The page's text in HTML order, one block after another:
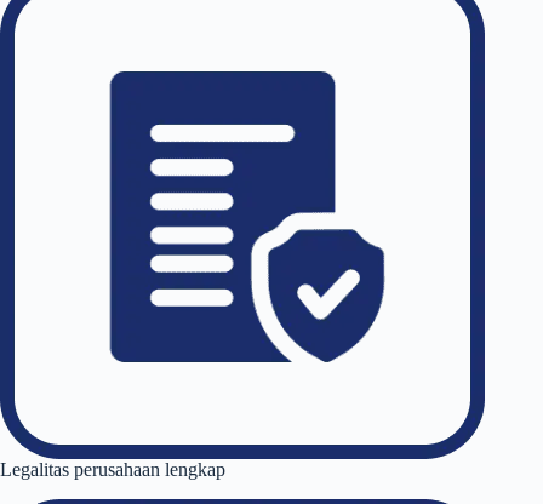
Legalitas perusahaan lengkap